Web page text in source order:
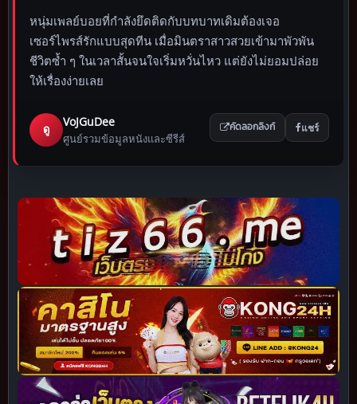
หนุ่มเพลย์บอยที่กำลังยึดติดกับบทบาทเดิมต้องเจอ
เซอร์ไพรส์รักแบบสุดทีน เมื่อมินตราสาวสวยเข้ามาพัวพัน
ชีวิตซ้ำ ๆ ในเวลาสั้นจนใจเริ่มหวั่นไหว แต่ยังไม่ยอมปล่อย
ให้เรื่องง่ายเลย
ดู
VoJGuDee
ศูนย์รวมข้อมูลหนังและซีรีส์
คัดลอกลิงก์ แชร์